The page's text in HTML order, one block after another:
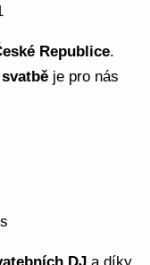
Republice.
je pro nás
DJ a díky